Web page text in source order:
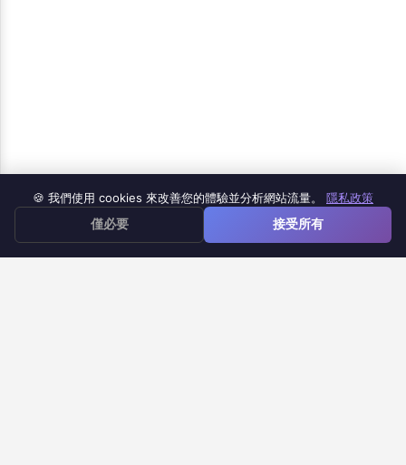
產品
Google 表單 iOS 應用
Google 表單轉文檔
🍪 我們使用 cookies 來改善您的體驗並分析網站流量。 隱私政策
僅必要
接受所有